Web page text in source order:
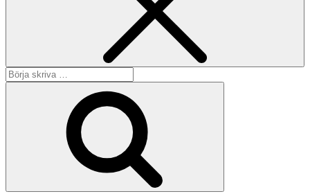
Sök
efter: